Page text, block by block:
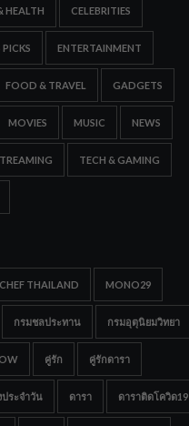
HEALTH CELEBRITIES
ENTERTAINMENT
FOOD & TRAVEL GADGETS
MOVIES MUSIC NEWS
TECH & GAMING
THAILAND MONO29
กรมชลประทาน กรมอุตุนิยมวิทยา
คู่รัก คู่รักดารา
ประจำวัน ดารา ดาราติดโควิด19